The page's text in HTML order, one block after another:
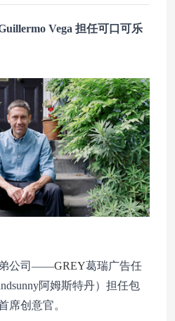
Vega 担任可口可乐
弟公司——GREY葛瑞广告任
阿姆斯特丹）担任包
席创意官。